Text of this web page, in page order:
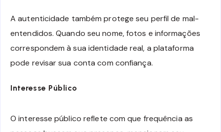
A autenticidade também protege seu perfil de mal-
entendidos. Quando seu nome, fotos e informações
correspondem à sua identidade real, a plataforma
pode revisar sua conta com confiança.
Interesse Público
O interesse público reflete com que frequência as